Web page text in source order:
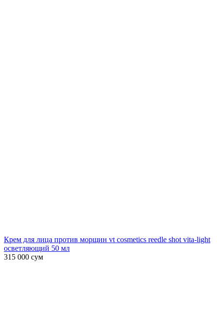
Крем для лица против морщин vt cosmetics reedle shot vita-light
осветляющий 50 мл
315 000 сум